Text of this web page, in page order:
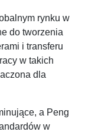
rynku w
do tworzenia
i transferu
w takich
dla
a Peng
w